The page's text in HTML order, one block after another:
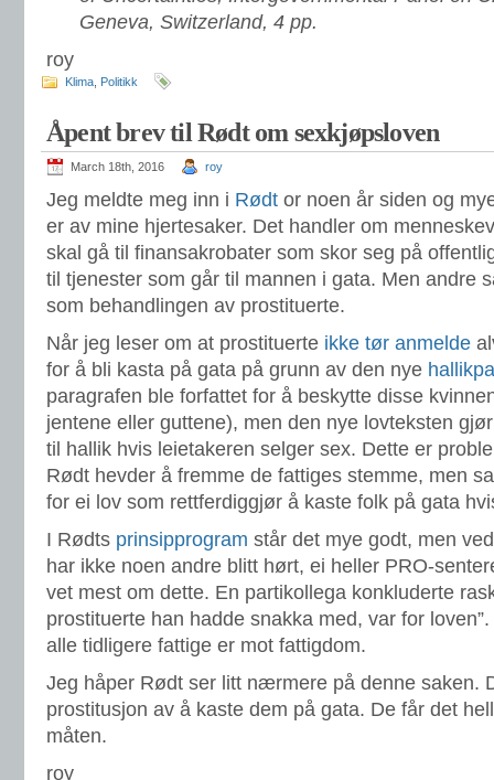
Geneva, Switzerland, 4 pp.
roy
Klima Politikk
Åpent brev til Rødt om sexkjøpsloven
March 18th, 2016 roy
Jeg meldte meg inn i Rødt or noen år siden og
er av mine hjertesaker. Det handler om
skal gå til finansakrobater som skor seg på
til tjenester som går til mannen i gata. Men andre
som behandlingen av prostituerte.
Når jeg leser om at prostituerte ikke tør anmelde
for å bli kasta på gata på grunn av den nye
paragrafen ble forfattet for å beskytte disse
jentene eller guttene), men den nye lovteksten
til hallik hvis leietakeren selger sex. Dette er
Rødt hevder å fremme de fattiges stemme, men
for ei lov som rettferdiggjør å kaste folk på gata
I Rødts prinsipprogram står det mye godt, men
har ikke noen andre blitt hørt, ei heller PRO-
vet mest om dette. En partikollega konkluderte
prostituerte han hadde snakka med, var for
alle tidligere fattige er mot fattigdom.
Jeg håper Rødt ser litt nærmere på denne saken.
prostitusjon av å kaste dem på gata. De får det
måten.
roy